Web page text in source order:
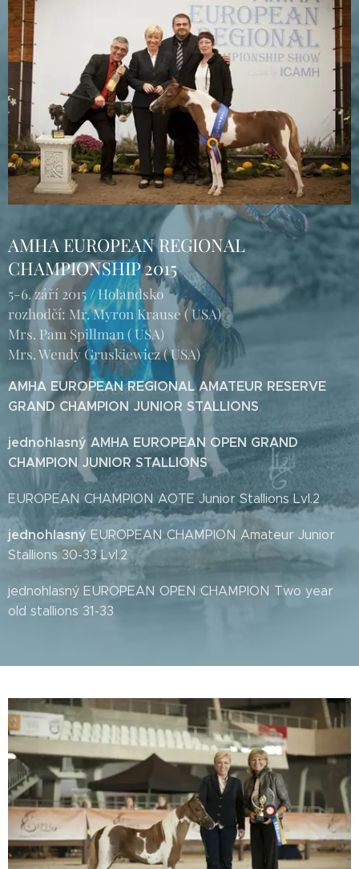
AMHA EUROPEAN REGIONAL
CHAMPIONSHIP 2015
5-6. září 2015 / Holandsko
rozhodčí: Mr. Myron Krause ( USA)
Mrs. Pam Spillman ( USA)
Mrs. Wendy Gruskiewicz ( USA)
AMHA EUROPEAN REGIONAL AMATEUR RESERVE
GRAND CHAMPION JUNIOR STALLIONS
jednohlasný AMHA EUROPEAN OPEN GRAND
CHAMPION JUNIOR STALLIONS
EUROPEAN CHAMPION AOTE Junior Stallions Lvl.2
jednohlasný EUROPEAN CHAMPION Amateur Junior
Stallions 30-33 Lvl.2
jednohlasný EUROPEAN OPEN CHAMPION Two year
old stallions 31-33